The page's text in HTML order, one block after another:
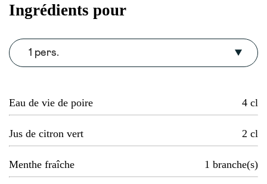
Ingrédients pour
1 pers.
Eau de vie de poire 4 cl
Jus de citron vert 2 cl
Menthe fraîche 1 branche(s)